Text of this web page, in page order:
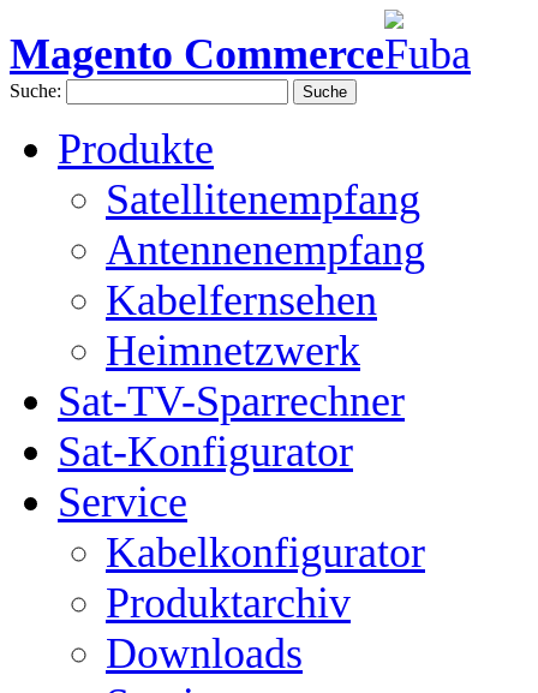
Magento Commerce
Suche: Suche
Produkte
Satellitenempfang
Antennenempfang
Kabelfernsehen
Heimnetzwerk
Sat-TV-Sparrechner
Sat-Konfigurator
Service
Kabelkonfigurator
Produktarchiv
Downloads